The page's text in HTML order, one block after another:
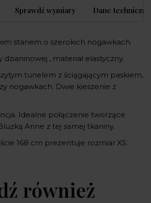
Sprawdź wymiary Dane techniczne
stanem o szerokich nogawkach.
dzianinowej , materiał elastyczny.
tunelem z ściągającym paskiem,
nogawkach. Dwie kieszenie z
Idealne połączenie tworzące
Anne z tej samej tkaniny.
168 cm prezentuje rozmiar XS.
również